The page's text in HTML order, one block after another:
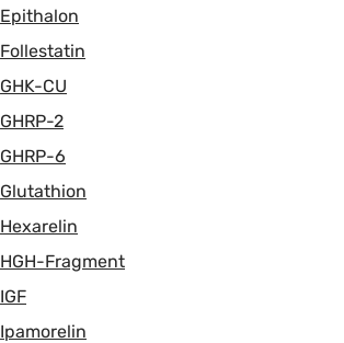
Epithalon
Follestatin
GHK-CU
GHRP-2
GHRP-6
Glutathion
Hexarelin
HGH-Fragment
IGF
Ipamorelin